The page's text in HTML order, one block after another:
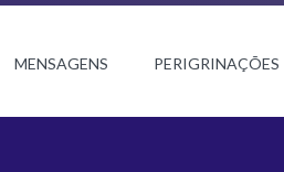
MENSAGENS PERIGRINAÇÕES